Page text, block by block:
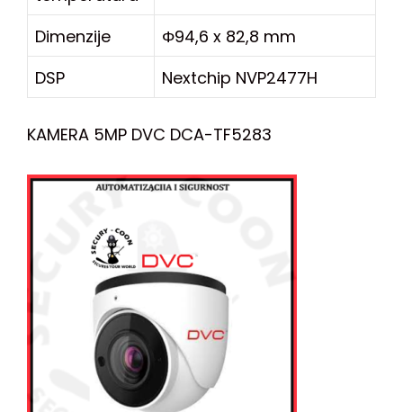
Dimenzije
Φ94,6 x 82,8 mm
DSP
Nextchip NVP2477H
KAMERA 5MP DVC DCA-TF5283